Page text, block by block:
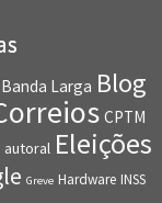
Banda Larga Blog
CPTM
Eleições
Greve Hardware INSS